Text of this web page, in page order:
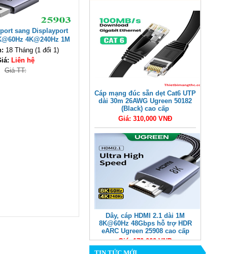
sang Displayport
4K@240Hz 1M
hàng cao cấp
18 Tháng (1 đổi 1)
Liên hệ
Giá TT:
Cáp mạng đúc sẵn dẹt Cat6 UTP
dài 30m 26AWG Ugreen 50182
(Black) cao cấp
Giá: 310,000 VNĐ
Dây, cáp HDMI 2.1 dài 1M
8K@60Hz 48Gbps hỗ trợ HDR
eARC Ugreen 25908 cao cấp
Giá: 170,000 VNĐ